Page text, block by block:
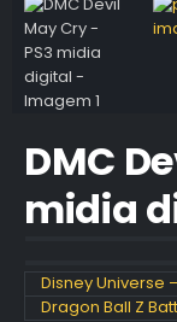
DMC
midia
Disney Universe
Dragon Ball Z